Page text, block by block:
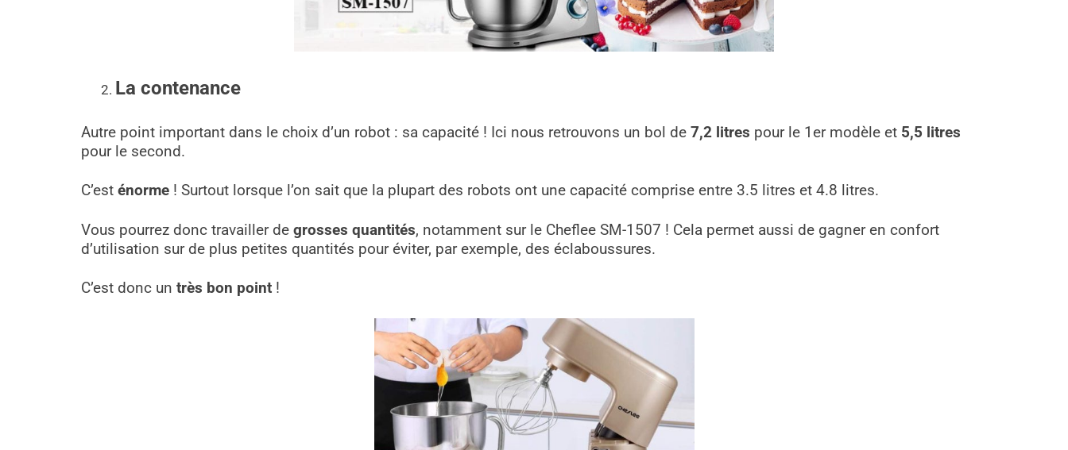
La contenance
Autre point important dans le choix d’un robot : sa capacité ! Ici nous retrouvons un bol de 7,2 litres pour le 1er modèle et 5,5 litres
pour le second.
C’est énorme ! Surtout lorsque l’on sait que la plupart des robots ont une capacité comprise entre 3.5 litres et 4.8 litres.
Vous pourrez donc travailler de grosses quantités, notamment sur le Cheflee SM-1507 ! Cela permet aussi de gagner en confort
d’utilisation sur de plus petites quantités pour éviter, par exemple, des éclaboussures.
C’est donc un très bon point !